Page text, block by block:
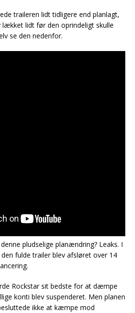
traileren lidt tidligere end planlagt,
lækket lidt før den oprindeligt skulle
se den nedenfor.
pludselige planændring? Leaks. I
fulde trailer blev afsløret over 14
Rockstar sit bedste for at dæmpe
konti blev suspenderet. Men planen
ikke at kæmpe mod